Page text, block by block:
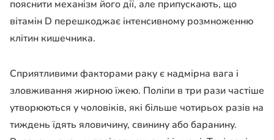
пояснити механізм його дії, але припускають, що
вітамін D перешкоджає інтенсивному розмноженню
клітин кишечника.
Сприятливими факторами раку є надмірна вага і
зловживання жирною їжею. Поліпи в три рази частіше
утворюються у чоловіків, які більше чотирьох разів на
тиждень їдять яловичину, свинину або баранину.